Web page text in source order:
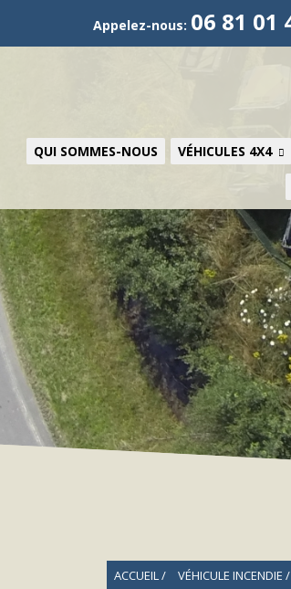
Appelez-nous: 06 81 01
QUI SOMMES-NOUS VÉHICULES 4X4
ACCUEIL VÉHICULE INCENDIE